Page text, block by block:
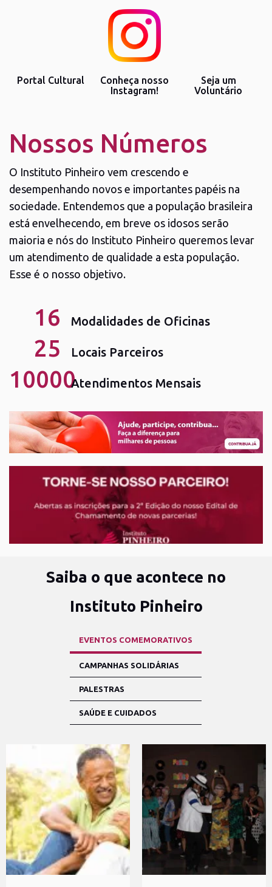
Portal Cultural
Conheça nosso
Instagram!
Seja um
Voluntário
Nossos Números
O Instituto Pinheiro vem crescendo e
desempenhando novos e importantes papéis na
sociedade. Entendemos que a população brasileira
está envelhecendo, em breve os idosos serão
maioria e nós do Instituto Pinheiro queremos levar
um atendimento de qualidade a esta população.
Esse é o nosso objetivo.
16 Modalidades de Oficinas
25 Locais Parceiros
10000Atendimentos Mensais
Saiba o que acontece no
Instituto Pinheiro
EVENTOS COMEMORATIVOS
CAMPANHAS SOLIDÁRIAS
PALESTRAS
SAÚDE E CUIDADOS